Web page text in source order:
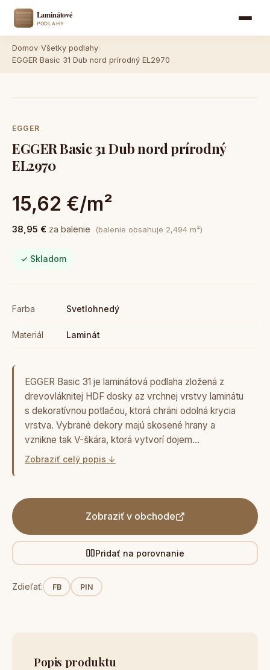
Domov Všetky podlahy
EGGER Basic 31 Dub nord prírodný EL2970
EGGER
EGGER Basic 31 Dub nord prírodný
EL2970
15,62 €/m²
38,95 € za balenie (balenie obsahuje 2,494 m²)
✓ Skladom
Farba Svetlohnedý
Materiál Laminát
EGGER Basic 31 je laminátová podlaha zložená z
drevovláknitej HDF dosky az vrchnej vrstvy laminátu
s dekoratívnou potlačou, ktorá chráni odolná krycia
vrstva. Vybrané dekory majú skosené hrany a
vznikne tak V-škára, ktorá vytvorí dojem…
Zobraziť celý popis ↓
Zobraziť v obchode
Pridať na porovnanie
Zdieľať: FB PIN
Popis produktu